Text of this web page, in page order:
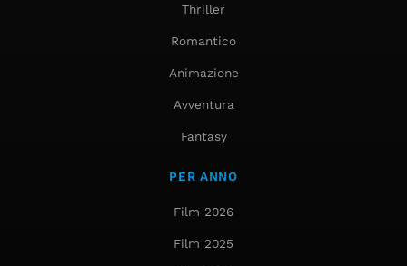
Thriller
Romantico
Animazione
Avventura
Fantasy
PER ANNO
Film 2026
Film 2025